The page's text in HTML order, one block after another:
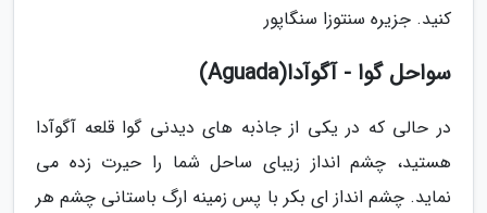
کنید. جزیره سنتوزا سنگاپور
سواحل گوا - آگوآدا(Aguada)
در حالی که در یکی از جاذبه های دیدنی گوا قلعه آگوآدا
هستید، چشم انداز زیبای ساحل شما را حیرت زده می
نماید. چشم انداز ای بکر با پس زمینه ارگ باستانی چشم هر